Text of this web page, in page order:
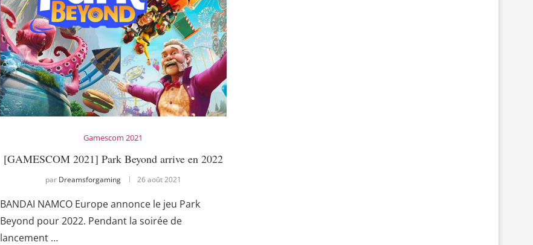
Gamescom 2021
[GAMESCOM 2021] Park Beyond arrive en 2022
par Dreamsforgaming 26 août 2021
BANDAI NAMCO Europe annonce le jeu Park
Beyond pour 2022. Pendant la soirée de
lancement …